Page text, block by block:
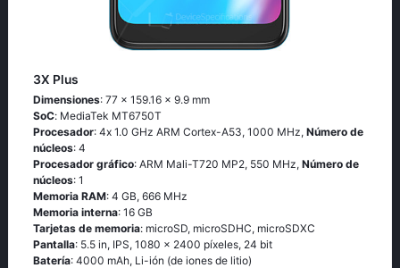
3X Plus
Dimensiones: 77 x 159.16 x 9.9 mm
SoC: МеdiаТеk МТ6750Т
Procesador: 4х 1.0 GНz АRМ Соrtех-А53, 1000 MHz, Número de
núcleos: 4
Procesador gráfico: ARM Mali-T720 MP2, 550 MHz, Número de
núcleos: 1
Memoria RAM: 4 GB, 666 MHz
Memoria interna: 16 GB
Tarjetas de memoria: microSD, microSDHC, microSDXC
Pantalla: 5.5 in, IPS, 1080 x 2400 píxeles, 24 bit
Batería: 4000 mAh, Li-ión (de iones de litio)